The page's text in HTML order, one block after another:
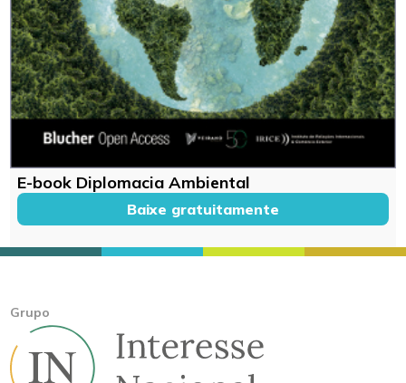
E-book Diplomacia Ambiental
Baixe gratuitamente
Grupo